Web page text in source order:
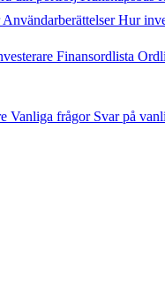
Användarberättelser Hur
Finansordlista
Vanliga frågor Svar på